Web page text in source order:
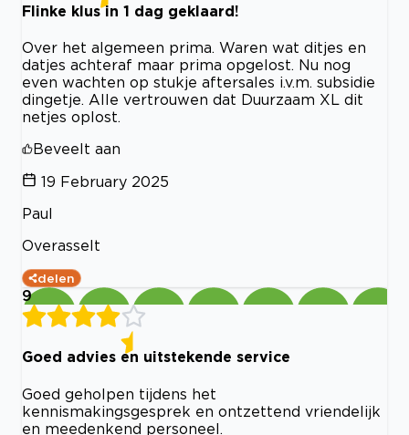
Flinke klus in 1 dag geklaard!
Over het algemeen prima. Waren wat ditjes en
datjes achteraf maar prima opgelost. Nu nog
even wachten op stukje aftersales i.v.m. subsidie
dingetje. Alle vertrouwen dat Duurzaam XL dit
netjes oplost.
Beveelt aan
19 February 2025
Paul
Overasselt
delen
9
Goed advies en uitstekende service
Goed geholpen tijdens het
kennismakingsgesprek en ontzettend vriendelijk
en meedenkend personeel.